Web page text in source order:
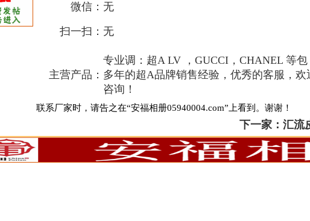
微信： 无
扫一扫： 无
主营产品：
专业调：超A LV ，GUCCI，CHANEL 等包
多年的超A品牌销售经验，优秀的客服，欢
咨询！
联系厂家时，请告之在“安福相册05940004.com”上看到。谢谢！
下一家： 汇流